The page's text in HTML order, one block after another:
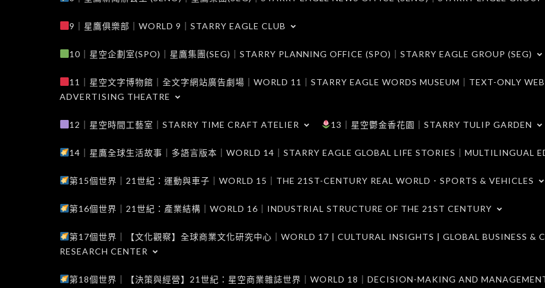
9｜星鷹俱樂部｜WORLD 9｜STARRY EAGLE CLUB
10｜星空企劃室(SPO)｜星鷹集團(SEG)｜STARRY PLANNING OFFICE (SPO)｜STARRY EAGLE GROUP (SEG)
11｜星空文字博物館｜全文字網站廣告劇場｜WORLD 11｜STARRY EAGLE WORDS MUSEUM｜TEXT-ONLY
ADVERTISING THEATRE
12｜星空時間工藝室｜STARRY TIME CRAFT ATELIER 13｜星空鬱金香花園｜STARRY TULIP GARDEN
14｜星鷹全球生活故事｜多語言版本｜WORLD 14｜STARRY EAGLE GLOBAL LIFE STORIES｜MULTILINGUAL
第15個世界｜21世紀：運動與車子｜WORLD 15｜THE 21ST-CENTURY REAL WORLD．SPORTS & VEHICLES
第16個世界｜21世紀：產業結構｜WORLD 16｜INDUSTRIAL STRUCTURE OF THE 21ST CENTURY
第17個世界｜【文化觀察】全球商業文化研究中心｜WORLD 17 | CULTURAL INSIGHTS | GLOBAL BUSINESS &
RESEARCH CENTER
第18個世界｜【決策與經營】21世紀：星空商業雜誌世界｜WORLD 18｜DECISION-MAKING AND